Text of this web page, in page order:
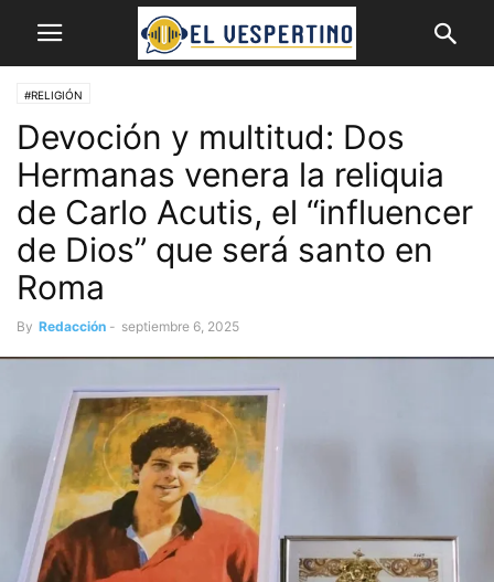
#RELIGIÓN
Devoción y multitud: Dos
Hermanas venera la reliquia
de Carlo Acutis, el “influencer
de Dios” que será santo en
Roma
By Redacción - septiembre 6, 2025